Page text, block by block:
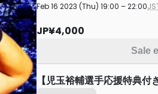
Feb 16 2023 (Thu) 19:00 – 22:00
JP¥4,000
Sale
【児玉裕輔選手応援特典付